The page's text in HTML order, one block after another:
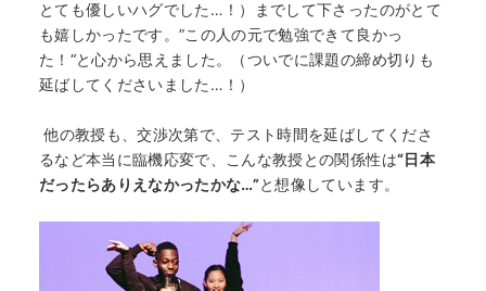
とても優しいハグでした…！）までして下さったのがとて
も嬉しかったです。”この人の元で勉強できて良かっ
た！“と心から思えました。（ついでに課題の締め切りも
延ばしてくださいました…！）
他の教授も、交渉次第で、テスト時間を延ばしてくださ
るなど本当に臨機応変で、こんな教授との関係性は“日本
だったらありえなかったかな…”と想像しています。